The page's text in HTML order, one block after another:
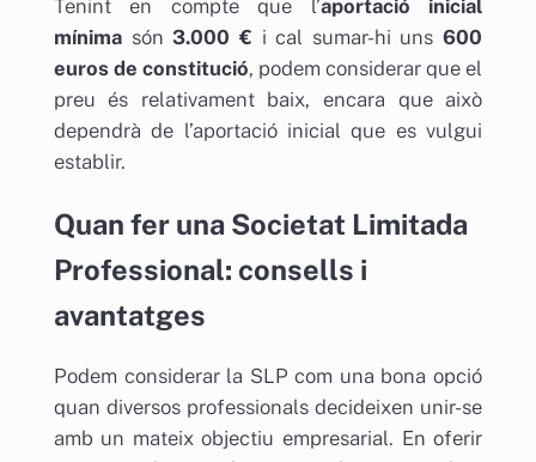
Tenint en compte que l’aportació inicial
mínimasón3.000 € i cal sumar-hi uns600
euros de constitució, podem considerar que el
preu és relativament baix, encara que això
dependrà de l’aportació inicial que es vulgui
establir.
Quan fer una Societat Limitada
Professional: consells i
avantatges
Podem considerar la SLP com una bona opció
quan diversos professionals decideixen unir-se
amb un mateix objectiu empresarial. En oferir